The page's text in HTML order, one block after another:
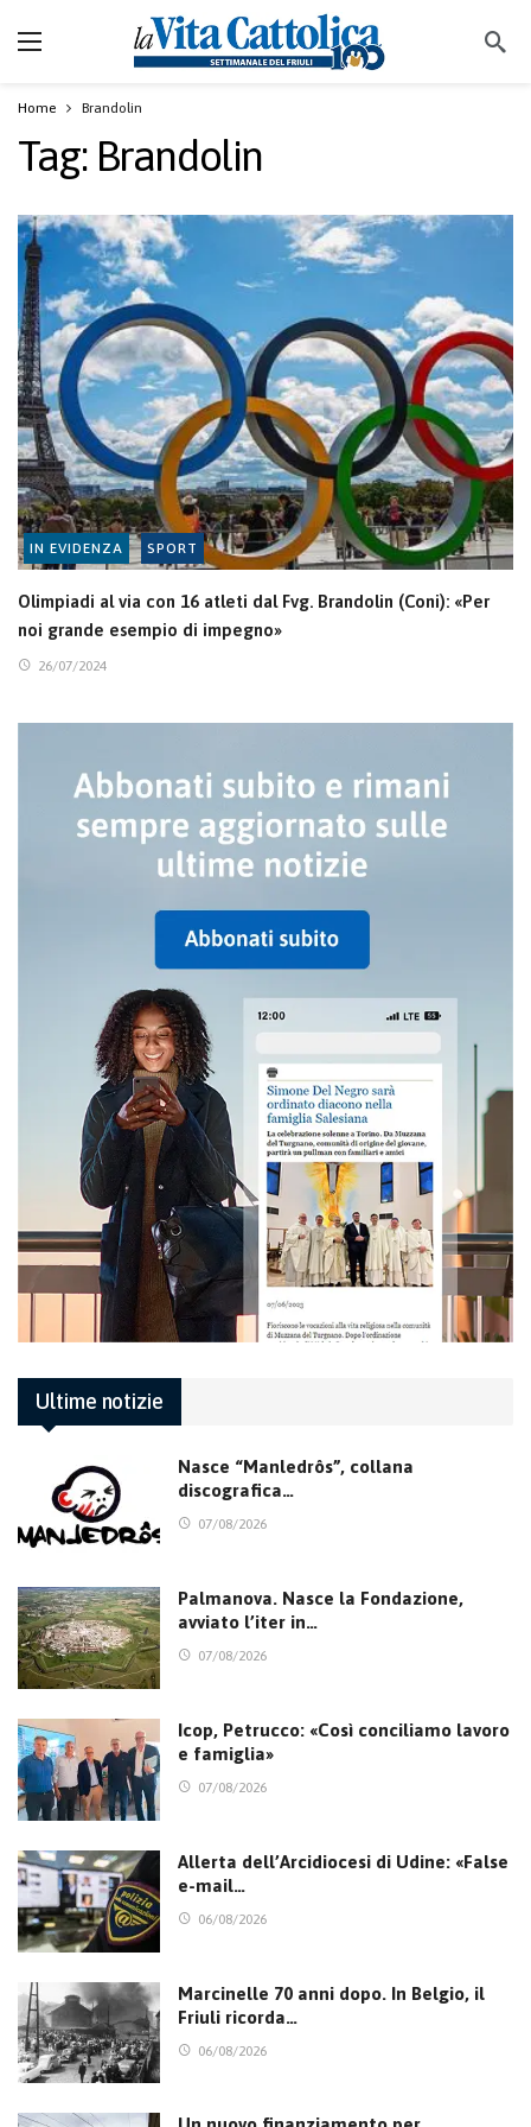
Home Brandolin
Tag: Brandolin
IN EVIDENZA SPORT
Olimpiadi al via con 16 atleti dal Fvg. Brandolin (Coni): «Per
noi grande esempio di impegno»
26/07/2024
Ultime notizie
Nasce “Manledrôs”, collana
discografica…
07/08/2026
Palmanova. Nasce la Fondazione,
avviato l’iter in…
07/08/2026
Icop, Petrucco: «Così conciliamo lavoro
e famiglia»
07/08/2026
Allerta dell’Arcidiocesi di Udine: «False
e-mail…
06/08/2026
Marcinelle 70 anni dopo. In Belgio, il
Friuli ricorda…
06/08/2026